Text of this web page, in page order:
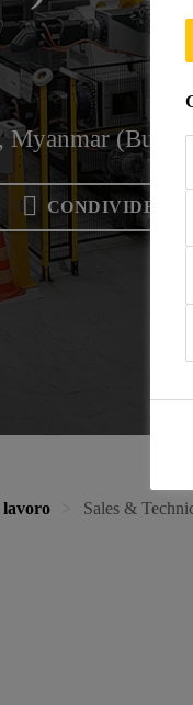
Myanmar
CONDIVIDERE
Sales &